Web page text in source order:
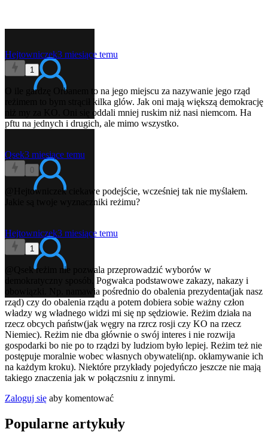
Hejtowniczek3 miesiące temu
1
O ile gardzę Orbanem to na jego miejscu za nazywanie jego rząd
reżimem to bym strącił kilka glów. Jak oni mają większą demokrację
niż my za KO. Oni się oddali mniej ruskim niż nasi niemcom. Ha
pftu na jednych i drugich, ale mimo wszystko.
Qsek3 miesiące temu
0
@Hejtowniczek ciekawe podejście, wcześniej tak nie myślałem.
Jakie są twoje wyznaczniki reżimu?
Hejtowniczek3 miesiące temu
1
reżim nie pozwala przeprowadzić wyborów w
demokratyczny sposób. Pogwałca podstawowe zakazy, nakazy i
obowiązki. Np. namawia pośrednio do obalenia prezydenta(jak nasz
rząd) czy do obalenia rządu a potem dobiera sobie ważny człon
władzy wg władnego widzi mi się np sędziowie. Reżim działa na
rzecz obcych państw(jak węgry na rzrcz rosji czy KO na rzecz
Niemiec). Reżim nie dba głównie o swój interes i nie rozwija
gospodarki bo nie po to rządzi by ludziom było lepiej. Reżim też nie
postępuje moralnie wobec własnych obywateli(np. okłamywanie ich
na każdym kroku). Niektóre przykłady pojedyńczo jeszcze nie mają
takiego znaczenia jak w połączsniu z innymi.
Zaloguj się aby komentować
Popularne artykuły